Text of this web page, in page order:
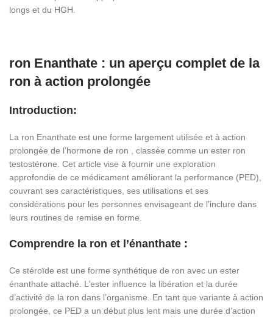
longs et du HGH.
ron Enanthate : un aperçu complet de la
ron à action prolongée
Introduction:
La ron Enanthate est une forme largement utilisée et à action
prolongée de l’hormone de ron , classée comme un ester ron
testostérone. Cet article vise à fournir une exploration
approfondie de ce médicament améliorant la performance (PED),
couvrant ses caractéristiques, ses utilisations et ses
considérations pour les personnes envisageant de l’inclure dans
leurs routines de remise en forme.
Comprendre la ron et l’énanthate :
Ce stéroïde est une forme synthétique de ron avec un ester
énanthate attaché. L’ester influence la libération et la durée
d’activité de la ron dans l’organisme. En tant que variante à action
prolongée, ce PED a un début plus lent mais une durée d’action